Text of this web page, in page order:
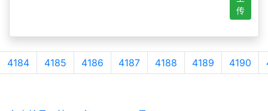
传
4184 4185 4186 4187 4188 4189 4190